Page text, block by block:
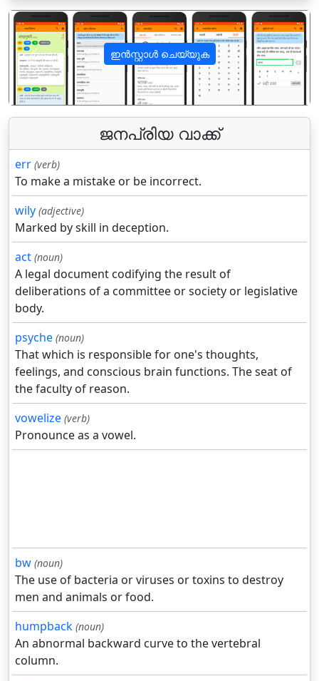
ഇൻസ്റ്റാൾ ചെയ്യുക
पिछला अगला
ജനപ്രിയ വാക്ക്
err (verb)
To make a mistake or be incorrect.
wily (adjective)
Marked by skill in deception.
act (noun)
A legal document codifying the result of
deliberations of a committee or society or legislative
body.
psyche (noun)
That which is responsible for one's thoughts,
feelings, and conscious brain functions. The seat of
the faculty of reason.
vowelize (verb)
Pronounce as a vowel.
bw (noun)
The use of bacteria or viruses or toxins to destroy
men and animals or food.
humpback (noun)
An abnormal backward curve to the vertebral
column.